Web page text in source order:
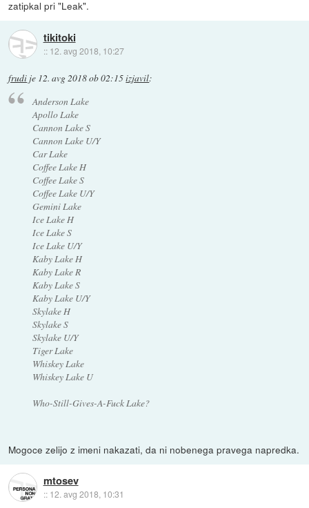
zatipkal pri "Leak".
tikitoki
:: 12. avg 2018, 10:27
frudi je 12. avg 2018 ob 02:15izjavil:
Anderson Lake
Apollo Lake
Cannon Lake S
Cannon Lake U/Y
Car Lake
Coffee Lake H
Coffee Lake S
Coffee Lake U/Y
Gemini Lake
Ice Lake H
Ice Lake S
Ice Lake U/Y
Kaby Lake H
Kaby Lake R
Kaby Lake S
Kaby Lake U/Y
Skylake H
Skylake S
Skylake U/Y
Tiger Lake
Whiskey Lake
Whiskey Lake U
Who-Still-Gives-A-Fuck Lake?
Mogoce zelijo z imeni nakazati, da ni nobenega pravega napredka.
mtosev
:: 12. avg 2018, 10:31